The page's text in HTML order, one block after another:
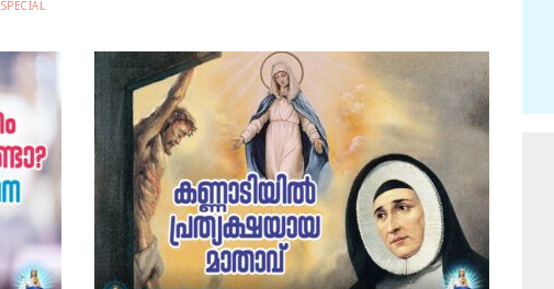
SPECIAL